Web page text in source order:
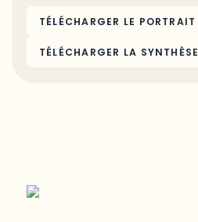
TÉLÉCHARGER LE PORTRAIT
TÉLÉCHARGER LA SYNTHÈSE